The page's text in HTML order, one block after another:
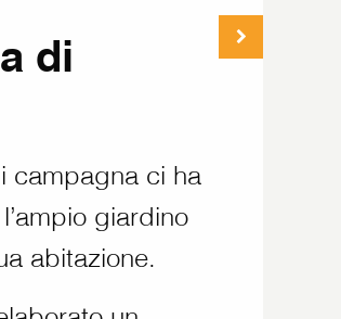
di
campagna ci ha
giardino
abitazione.